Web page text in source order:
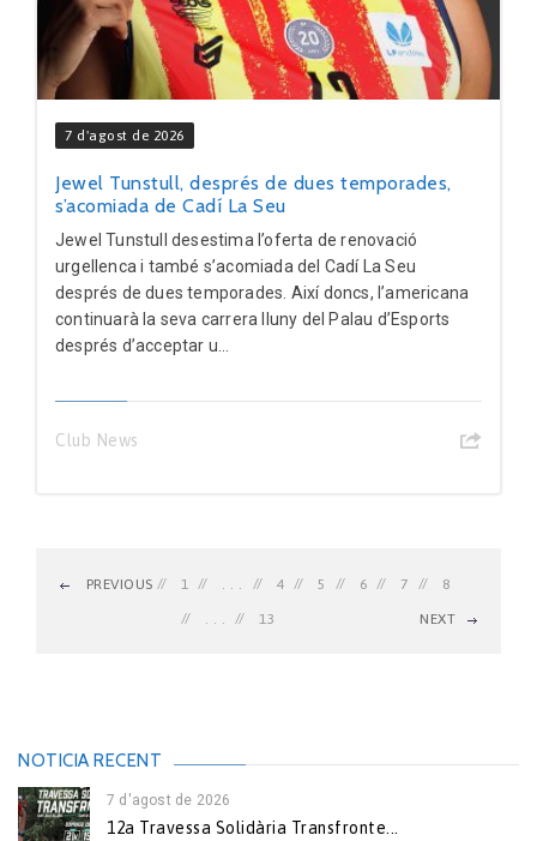
7 d'agost de 2026
Jewel Tunstull, després de dues temporades,
s’acomiada de Cadí La Seu
Jewel Tunstull desestima l’oferta de renovació
urgellenca i també s’acomiada del Cadí La Seu
després de dues temporades. Així doncs, l’americana
continuarà la seva carrera lluny del Palau d’Esports
després d’acceptar u...
Club News
PREVIOUS 1 . . . 4 5 6 7 8
. . . 13 NEXT
NOTICIA RECENT
7 d'agost de 2026
12a Travessa Solidària Transfronte...